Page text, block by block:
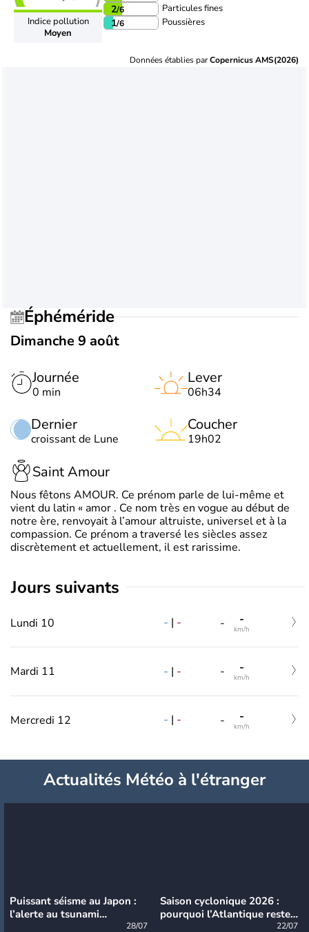
Indice pollution
Moyen
2/6 Particules fines
1/6 Poussières
Données établies parCopernicus AMS(2026)
Éphéméride
Dimanche 9 août
Journée
0 min
Dernier
croissant de Lune
Lever
06h34
Coucher
19h02
Saint Amour
Nous fêtons AMOUR. Ce prénom parle de lui-même et
vient du latin « amor . Ce nom très en vogue au début de
notre ère, renvoyait à l’amour altruiste, universel et à la
compassion. Ce prénom a traversé les siècles assez
discrètement et actuellement, il est rarissime.
jours suivants
Lundi 10 - | - - -
km/h
Mardi 11 - | - - -
km/h
Mercredi 12 - | - - -
km/h
Actualités Météo à l'étranger
Puissant séisme au Japon :
l’alerte au tsunami
28/07
Saison cyclonique 2026 :
pourquoi l’Atlantique reste
22/07